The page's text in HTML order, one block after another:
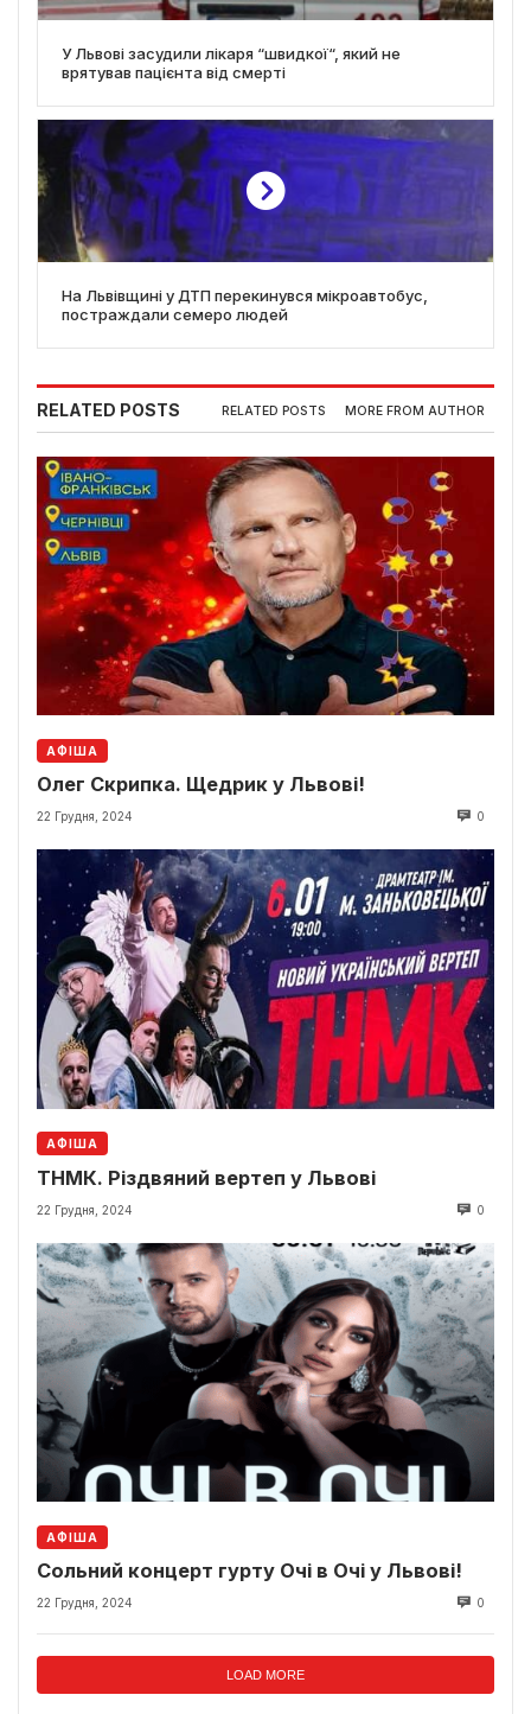
У Львові засудили лікаря “швидкої“, який не
врятував пацієнта від смерті
На Львівщині у ДТП перекинувся мікроавтобус,
постраждали семеро людей
RELATED POSTS RELATED POSTS MORE FROM AUTHOR
АФІША
Олег Скрипка. Щедрик у Львові!
22 Грудня, 2024 0
АФІША
ТНМК. Різдвяний вертеп у Львові
22 Грудня, 2024 0
АФІША
Сольний концерт гурту Очі в Очі у Львові!
22 Грудня, 2024 0
LOAD MORE